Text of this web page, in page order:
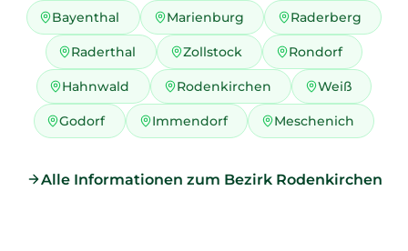
Bayenthal Marienburg Raderberg
Raderthal Zollstock Rondorf
Hahnwald Rodenkirchen Weiß
Godorf Immendorf Meschenich
Alle Informationen zum Bezirk Rodenkirchen